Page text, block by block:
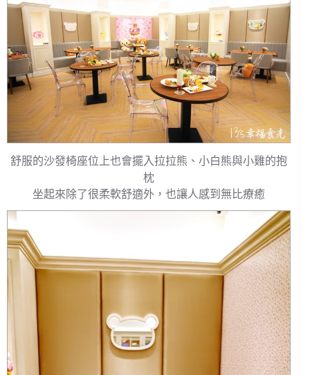
舒服的沙發椅座位上也會擺入拉拉熊、小白熊與小雞的抱
枕
坐起來除了很柔軟舒適外，也讓人感到無比療癒